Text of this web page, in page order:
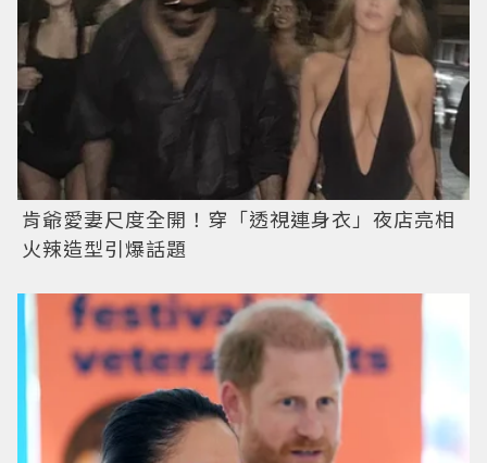
肯爺愛妻尺度全開！穿「透視連身衣」夜店亮相
火辣造型引爆話題